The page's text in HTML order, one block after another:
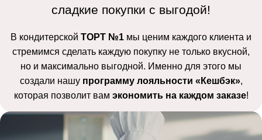
сладкие покупки с выгодой!
В кондитерской ТОРТ №1 мы ценим каждого клиента и
стремимся сделать каждую покупку не только вкусной,
но и максимально выгодной. Именно для этого мы
создали нашу программу лояльности «Кешбэк»,
которая позволит вам экономить на каждом заказе!